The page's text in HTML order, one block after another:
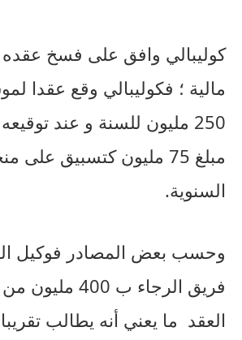
كوليبالي وافق على فسخ
مالية ؛ فكوليبالي وقع عقدا
250 مليون للسنة و عند
مبلغ 75 مليون كتسبيق على
السنوية.
وحسب بعض المصادر فوكيل
فريق الرجاء ب
العقد ما يعني أنه يطالب تقريبا